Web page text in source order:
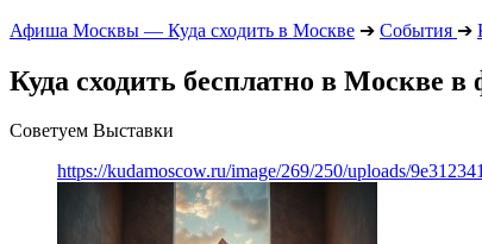
Афиша Москвы — Куда сходить в Москве ➔ События ➔
Куда сходить бесплатно в Москве в
Советуем Выставки
https://kudamoscow.ru/image/269/250/uploads/